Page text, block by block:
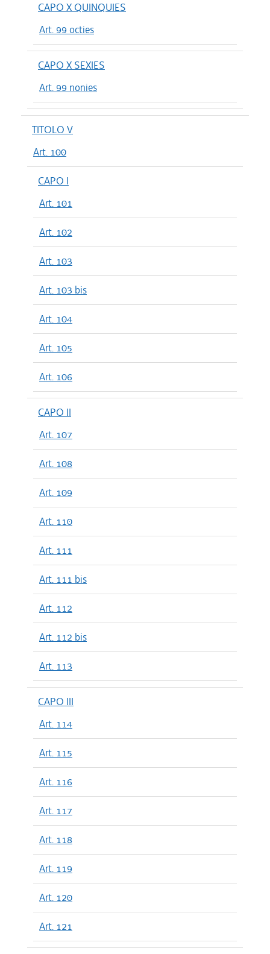
CAPO X QUINQUIES
Art. 99 octies
CAPO X SEXIES
Art. 99 nonies
TITOLO V
Art. 100
CAPO I
Art. 101
Art. 102
Art. 103
Art. 103 bis
Art. 104
Art. 105
Art. 106
CAPO II
Art. 107
Art. 108
Art. 109
Art. 110
Art. 111
Art. 111 bis
Art. 112
Art. 112 bis
Art. 113
CAPO III
Art. 114
Art. 115
Art. 116
Art. 117
Art. 118
Art. 119
Art. 120
Art. 121